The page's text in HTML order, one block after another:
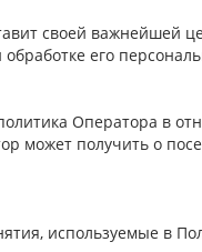
своей важнейшей
его
Оператора в
может получить о
используемые в